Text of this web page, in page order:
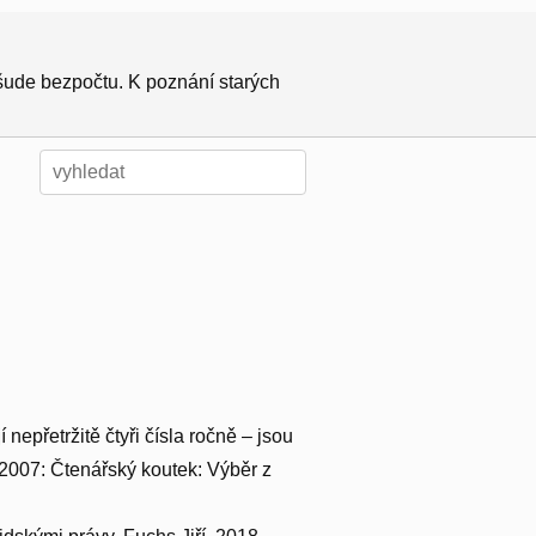
bezpočtu. K poznání starých
čtyři čísla ročně – jsou
Čtenářský koutek: Výběr z